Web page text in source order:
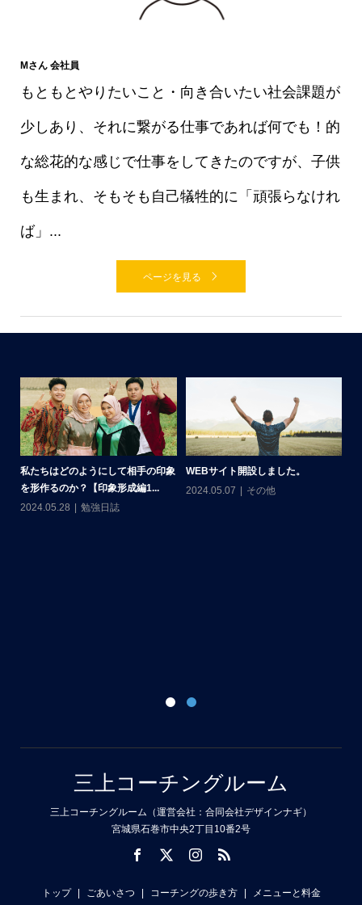
Mさん 会社員
もともとやりたいこと・向き合いたい社会課題が
少しあり、それに繋がる仕事であれば何でも！的
な総花的な感じで仕事をしてきたのですが、子供
も生まれ、そもそも自己犠牲的に「頑張らなけれ
ば」...
ページを見る
私たちはどのようにして相手の印象
を形作るのか？【印象形成編1...
2024.05.28
勉強日誌
WEBサイト開設しました。
2024.05.07
その他
三上コーチングルーム
三上コーチングルーム（運営会社：合同会社デザインナギ）
宮城県石巻市中央2丁目10番2号
トップ ごあいさつ コーチングの歩き方 メニューと料金